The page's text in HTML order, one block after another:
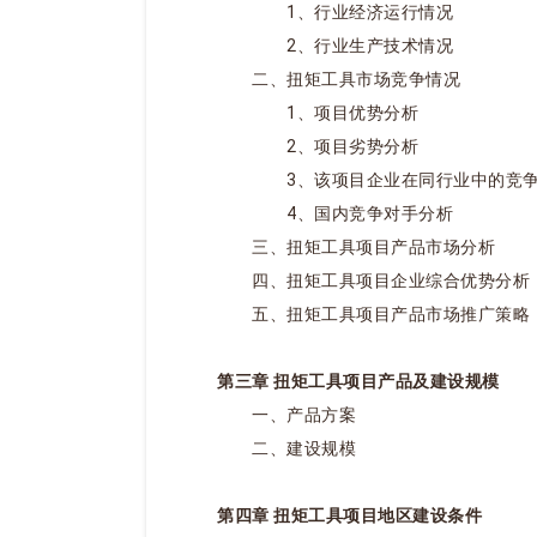
1、行业经济运行情况
2、行业生产技术情况
二、扭矩工具市场竞争情况
1、项目优势分析
2、项目劣势分析
3、该项目企业在同行业中的竞争
4、国内竞争对手分析
三、扭矩工具项目产品市场分析
四、扭矩工具项目企业综合优势分析
五、扭矩工具项目产品市场推广策略
第三章 扭矩工具项目产品及建设规模
一、产品方案
二、建设规模
第四章 扭矩工具项目地区建设条件